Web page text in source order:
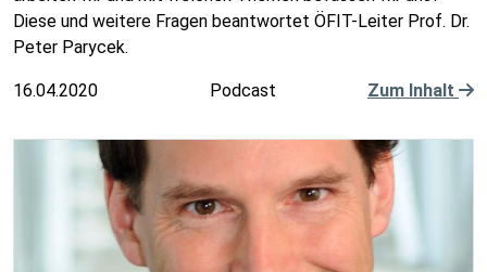
Diese und weitere Fragen beantwortet ÖFIT-Leiter Prof. Dr.
Peter Parycek.
16.04.2020 Podcast Zum Inhalt